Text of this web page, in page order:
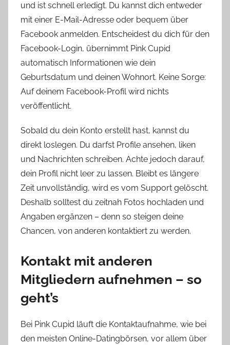
und ist schnell erledigt. Du kannst dich entweder
mit einer E-Mail-Adresse oder bequem über
Facebook anmelden. Entscheidest du dich für den
Facebook-Login, übernimmt Pink Cupid
automatisch Informationen wie dein
Geburtsdatum und deinen Wohnort. Keine Sorge:
Auf deinem Facebook-Profil wird nichts
veröffentlicht.
Sobald du dein Konto erstellt hast, kannst du
direkt loslegen. Du darfst Profile ansehen, liken
und Nachrichten schreiben. Achte jedoch darauf,
dein Profil nicht leer zu lassen. Bleibt es längere
Zeit unvollständig, wird es vom Support gelöscht.
Deshalb solltest du zeitnah Fotos hochladen und
Angaben ergänzen – denn so steigen deine
Chancen, von anderen kontaktiert zu werden.
Kontakt mit anderen
Mitgliedern aufnehmen – so
geht’s
Bei Pink Cupid läuft die Kontaktaufnahme, wie bei
den meisten Online-Datingbörsen, vor allem über